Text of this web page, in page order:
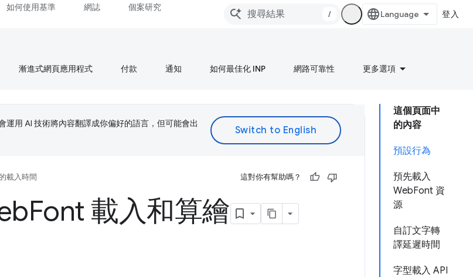
如何使用基準 網誌 個案研究
/ 登入
漸進式網頁應用程式 付款 通知 如何最佳化 INP 網路可靠性 更多選項
這個頁面中
的內容
預設行為
預先載入
WebFont 資
源
自訂文字轉
譯延遲時間
字型載入 API
運用 AI 技術將內容翻譯成你偏好的語言，但可能會出
載入時間 這對你有幫助嗎？
Font 載入和算繪